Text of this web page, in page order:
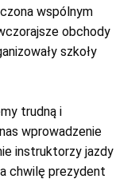
wspólnym
obchody
szkoły
trudną i
wprowadzenie
instruktorzy jazdy
chwilę prezydent